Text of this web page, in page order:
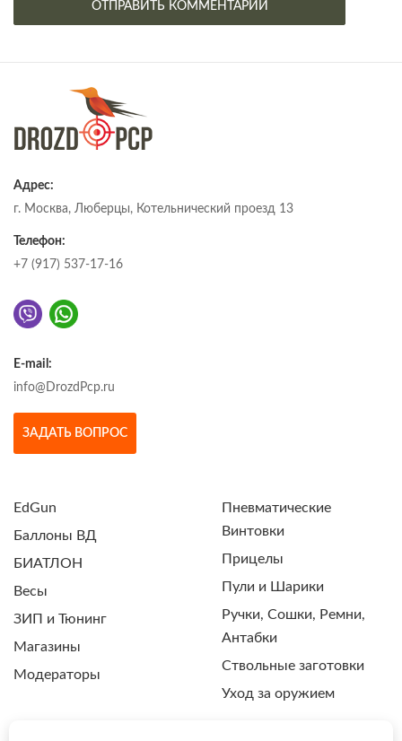
Адрес:
г. Москва, Люберцы, Котельнический проезд 13
Телефон:
+7 (917) 537-17-16
E-mail:
info@DrozdPcp.ru
ЗАДАТЬ ВОПРОС
EdGun
Баллоны ВД
БИАТЛОН
Весы
ЗИП и Тюнинг
Магазины
Модераторы
Пневматические
Винтовки
Прицелы
Пули и Шарики
Ручки, Сошки, Ремни,
Антабки
Ствольные заготовки
Уход за оружием